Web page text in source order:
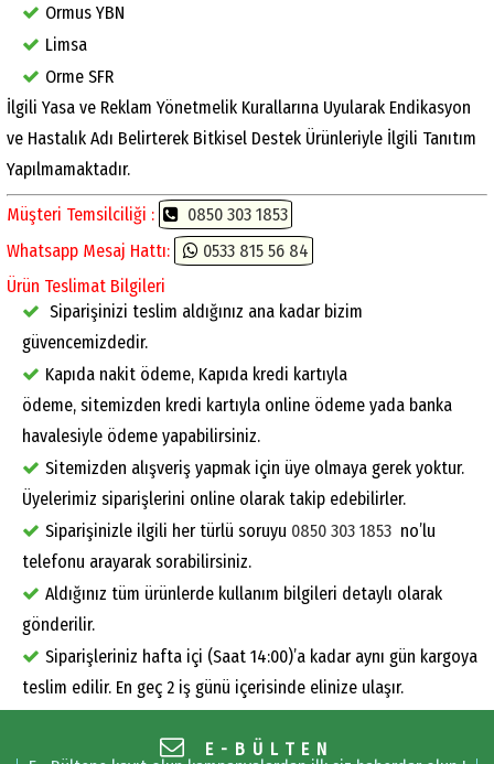
Ormus YBN
Limsa
Orme SFR
İlgili Yasa ve Reklam Yönetmelik Kurallarına Uyularak Endikasyon
ve Hastalık Adı Belirterek Bitkisel Destek Ürünleriyle İlgili Tanıtım
Yapılmamaktadır.
Müşteri Temsilciliği :
0850 303 1853
Whatsapp Mesaj Hattı:
0533 815 56 84
Ürün Teslimat Bilgileri
Siparişinizi teslim aldığınız ana kadar bizim
güvencemizdedir.
Kapıda nakit ödeme, Kapıda kredi kartıyla
ödeme, sitemizden kredi kartıyla online ödeme yada banka
havalesiyle ödeme yapabilirsiniz.
Sitemizden alışveriş yapmak için üye olmaya gerek yoktur.
Üyelerimiz siparişlerini online olarak takip edebilirler.
Siparişinizle ilgili her türlü soruyu 0850 303 1853 no’lu
telefonu arayarak sorabilirsiniz.
Aldığınız tüm ürünlerde kullanım bilgileri detaylı olarak
gönderilir.
Siparişleriniz hafta içi (Saat 14:00)’a kadar aynı gün kargoya
teslim edilir. En geç 2 iş günü içerisinde elinize ulaşır.
E-BÜLTEN